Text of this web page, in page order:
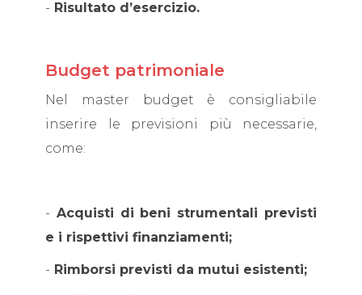
- Risultato d’esercizio.
Budget patrimoniale
Nel master budget è consigliabile
inserire le previsioni più necessarie,
come:
- Acquisti di beni strumentali previsti
e i rispettivi finanziamenti;
- Rimborsi previsti da mutui esistenti;